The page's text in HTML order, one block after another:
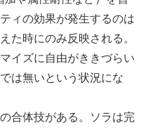
ィの効果が発生するのは
た時にのみ反映される。
イズに自由がききづらい
は無いという状況にな
合体技がある。ソラは完